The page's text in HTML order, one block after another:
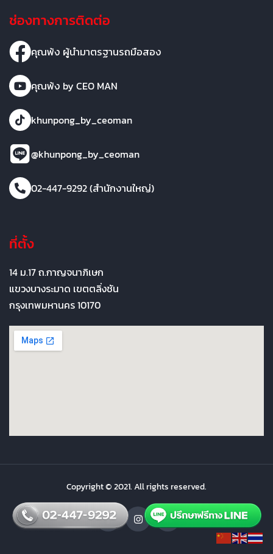
ช่องทางการติดต่อ
คุณพ้ง ผู้นำมาตรฐานรถมือสอง
คุณพ้ง by CEO MAN
khunpong_by_ceoman
@khunpong_by_ceoman
02-447-9292 (สำนักงานใหญ่)
ที่ตั้ง
14 ม.17 ถ.กาญจนาภิเษก
แขวงบางระมาด เขตตลิ่งชัน
กรุงเทพมหานคร 10170
Copyright © 2021. All rights reserved.